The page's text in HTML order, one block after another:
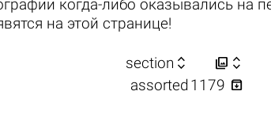
когда-либо оказывались на
на этой странице!
section   
assorted 1179 